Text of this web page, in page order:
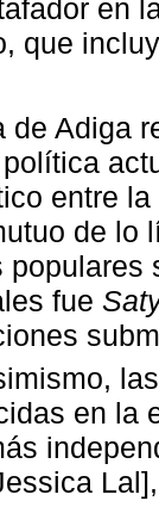
en
que
de Adiga
entre
de lo
fue
en la